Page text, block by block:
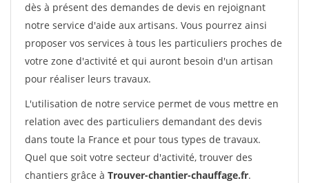
dès à présent des demandes de devis en rejoignant
notre service d'aide aux artisans. Vous pourrez ainsi
proposer vos services à tous les particuliers proches de
votre zone d'activité et qui auront besoin d'un artisan
pour réaliser leurs travaux.
L'utilisation de notre service permet de vous mettre en
relation avec des particuliers demandant des devis
dans toute la France et pour tous types de travaux.
Quel que soit votre secteur d'activité, trouver des
chantiers grâce à Trouver-chantier-chauffage.fr.